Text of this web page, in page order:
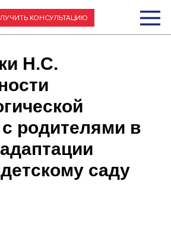
КОНСУЛЬТАЦИЮ
Н.С.
родителями в
саду